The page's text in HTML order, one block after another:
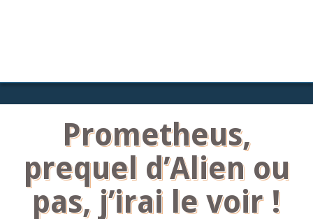
Prometheus,
prequel d’Alien ou
pas, j’irai le voir !